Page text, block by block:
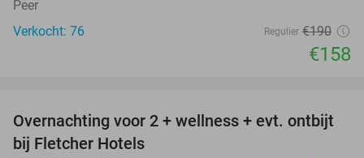
Peer
Verkocht: 76
Regulier €190
€158
55%
Overnachting voor 2 + wellness + evt. ontbijt
bij Fletcher Hotels